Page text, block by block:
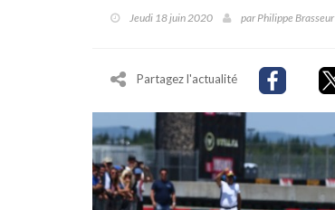
Jeudi 18 juin 2020 parPhilippe Brasseur
Partagez l'actualité